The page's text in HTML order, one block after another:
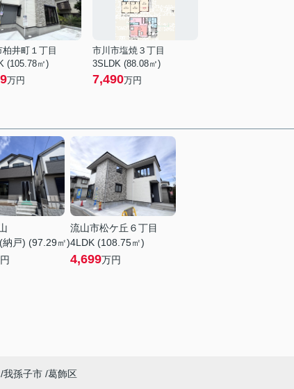
柏井町１丁目
(105.78㎡)
万円
市川市塩焼３丁目
3SLDK (88.08㎡)
7,490万円
納戸) (97.29㎡)
流山市松ケ丘６丁目
4LDK (108.75㎡)
4,699万円
我孫子市 葛飾区